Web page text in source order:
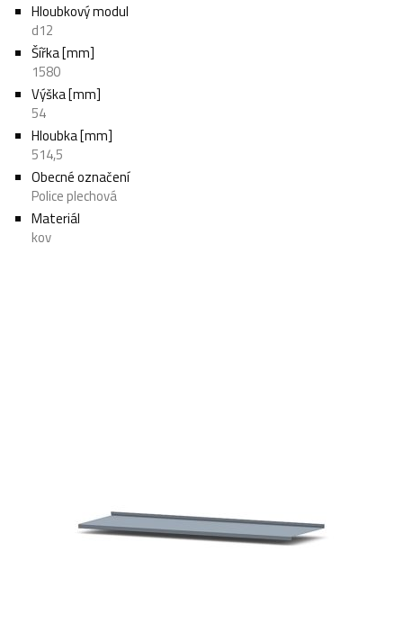
Hloubkový modul
d12
Šířka [mm]
1580
Výška [mm]
54
Hloubka [mm]
514,5
Obecné označení
Police plechová
Materiál
kov